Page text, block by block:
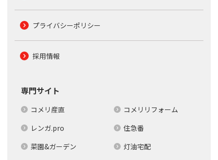
プライバシーポリシー
採用情報
専門サイト
コメリ産直
コメリリフォーム
レンガ.pro
住急番
菜園&ガーデン
灯油宅配